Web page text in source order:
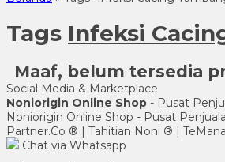
Tags Infeksi
Maaf, belum tersedia
Social Media & Marketplace
Noniorigin Online Shop - Pusat
Noniorigin Online Shop - Pusat
Partner.Co ® | Tahitian Noni ® |
Chat via Whatsapp